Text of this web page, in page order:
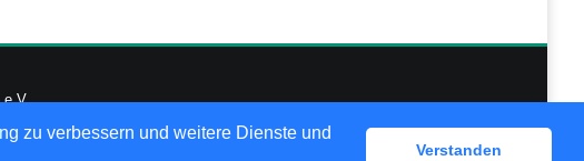
zu verbessern und weitere Dienste und
Verstanden
e.V.
Netzwerklösungen